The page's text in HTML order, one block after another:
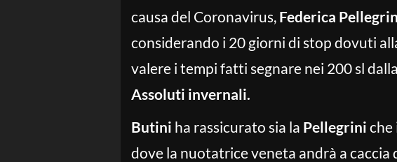
causa del Coronavirus, Federica
considerando i 20 giorni di stop dovuti
valere i tempi fatti segnare nei 200 sl dalla
Assoluti invernali.
Butini ha rassicurato sia la Pellegrini che
dove la nuotatrice veneta andrà a